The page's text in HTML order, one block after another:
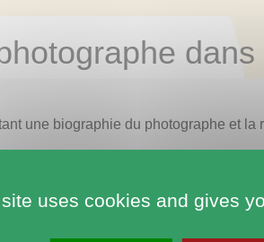
une biographie du photographe et
uses cookies and gives